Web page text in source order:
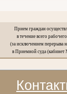
Прием граждан
в течение всего
(за исключением перерыва
в Приемной суда